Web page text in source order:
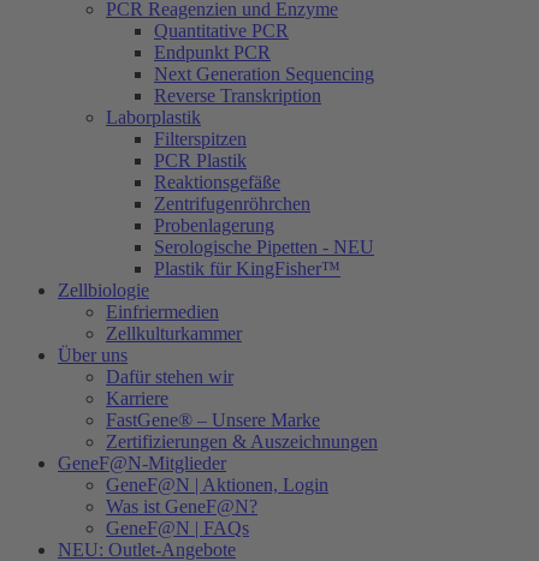
PCR Reagenzien und Enzyme
Quantitative PCR
Endpunkt PCR
Next Generation Sequencing
Reverse Transkription
Laborplastik
Filterspitzen
PCR Plastik
Reaktionsgefäße
Zentrifugenröhrchen
Probenlagerung
Serologische Pipetten - NEU
Plastik für KingFisher™
Zellbiologie
Einfriermedien
Zellkulturkammer
Über uns
Dafür stehen wir
Karriere
FastGene® – Unsere Marke
Zertifizierungen & Auszeichnungen
GeneF@N-Mitglieder
GeneF@N | Aktionen, Login
Was ist GeneF@N?
GeneF@N | FAQs
NEU: Outlet-Angebote